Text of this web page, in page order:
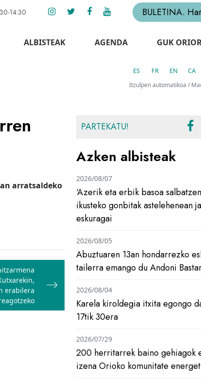
14:30 BULETINA.
ALBISTEAK AGENDA GUK
ES FR EN CA
Itzulpen automatikoa /
arratsaldeko
erabilera
PARTEKATU!
Azken albisteak
‘Azerik eta erbik basoa
ikusteko gonbitak astelehenean
eskuragai
2026/08/07
Abuztuaren 13an hondarrezko
tailerra emango du Andoni
2026/08/05
Karela kiroldegia itxita egongo
17tik 30era
2026/08/04
200 herritarrek baino gehiagok
izena Orioko komunitate
2026/07/29